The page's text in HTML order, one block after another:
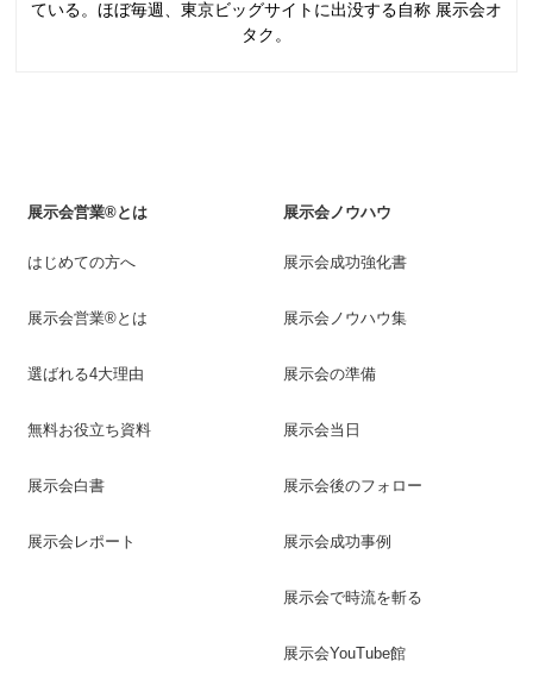
ている。ほぼ毎週、東京ビッグサイトに出没する自称 展示会オ
タク。
展示会営業®とは
はじめての方へ
展示会営業®とは
選ばれる4大理由
無料お役立ち資料
展示会白書
展示会レポート
展示会ノウハウ
展示会成功強化書
展示会ノウハウ集
展示会の準備
展示会当日
展示会後のフォロー
展示会成功事例
展示会で時流を斬る
展示会YouTube館